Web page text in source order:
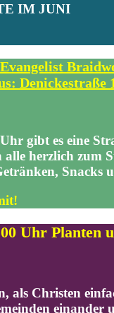
IM JUNI
Denickestraße
gibt es eine
alle herzlich zum
Uhr Planten
als Christen
einander